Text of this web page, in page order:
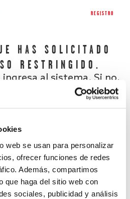
web se usan para personalizar
ofrecer funciones de redes
Además, compartimos
que haga del sitio web con
sociales, publicidad y análisis
REGISTRO
HAS SOLICITADO
RESTRINGIDO.
ingresa al sistema. Si no,